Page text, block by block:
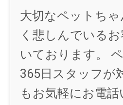
大切なペットち
く悲しんでいる
いております。
365日スタッフが
もお気軽にお電